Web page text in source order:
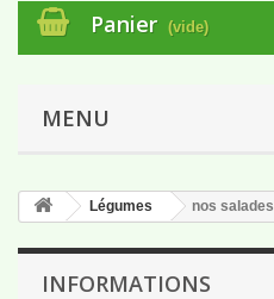
Panier (vide)
MENU
Légumes nos salades
INFORMATIONS